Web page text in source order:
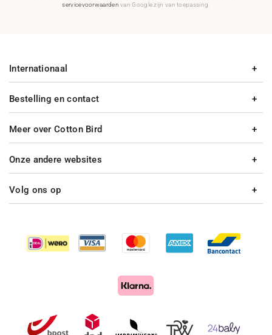
servicevoorwaarden van Google zijn van toepassing.
Bestelling en contact
Meer over Cotton Bird
Internationaal
Onze andere websites
Volg ons op